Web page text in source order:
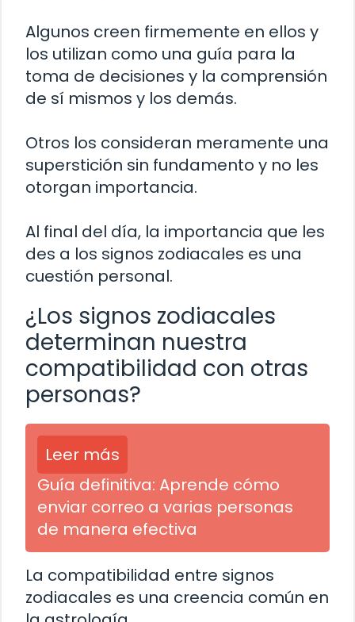
Algunos creen firmemente en ellos y
los utilizan como una guía para la
toma de decisiones y la comprensión
de sí mismos y los demás.
Otros los consideran meramente una
superstición sin fundamento y no les
otorgan importancia.
Al final del día, la importancia que les
des a los signos zodiacales es una
cuestión personal.
¿Los signos zodiacales
determinan nuestra
compatibilidad con otras
personas?
Leer más
Guía definitiva: Aprende cómo
enviar correo a varias personas
de manera efectiva
La compatibilidad entre signos
zodiacales es una creencia común en